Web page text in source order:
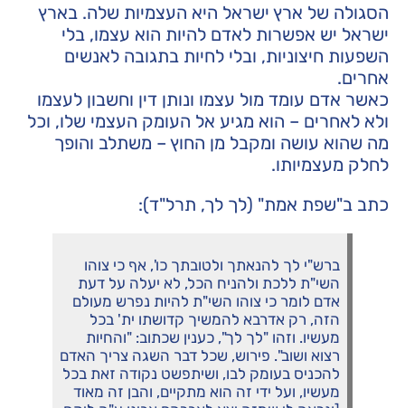
הסגולה של ארץ ישראל היא העצמיות שלה. בארץ
ישראל יש אפשרות לאדם להיות הוא עצמו, בלי
השפעות חיצוניות, ובלי לחיות בתגובה לאנשים
אחרים.
כאשר אדם עומד מול עצמו ונותן דין וחשבון לעצמו
ולא לאחרים – הוא מגיע אל העומק העצמי שלו, וכל
מה שהוא עושה ומקבל מן החוץ – משתלב והופך
לחלק מעצמיותו.
כתב ב"שפת אמת" (לך לך, תרל"ד):
ברש"י לך להנאתך ולטובתך כו', אף כי צוהו
השי"ת ללכת ולהניח הכל, לא יעלה על דעת
אדם לומר כי צוהו השי"ת להיות נפרש מעולם
הזה, רק אדרבא להמשיך קדושתו ית' בכל
מעשיו. וזהו "לך לך", כענין שכתוב: "והחיות
רצוא ושוב". פירוש, שכל דבר השגה צריך האדם
להכניס בעומק לבו, ושיתפשט נקודה זאת בכל
מעשיו, ועל ידי זה הוא מתקיים, והבן זה מאוד